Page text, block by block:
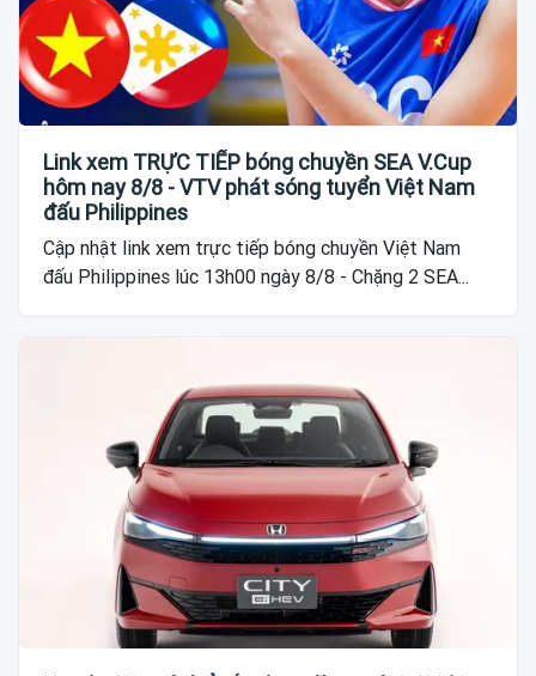
Link xem TRỰC TIẾP bóng chuyền SEA V.Cup
hôm nay 8/8 - VTV phát sóng tuyển Việt Nam
đấu Philippines
Cập nhật link xem trực tiếp bóng chuyền Việt Nam
đấu Philippines lúc 13h00 ngày 8/8 - Chặng 2 SEA...